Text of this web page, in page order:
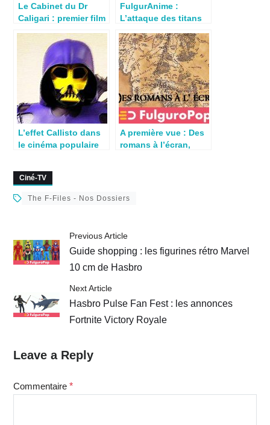
Le Cabinet du Dr
Caligari : premier film
FulgurAnime :
L’attaque des titans
critique et questions
L’effet Callisto dans
le cinéma populaire
A première vue : Des
romans à l’écran,
Ciné-TV
The F-Files - Nos Dossiers
Previous Article
Guide shopping : les figurines rétro Marvel
10 cm de Hasbro
Next Article
Hasbro Pulse Fan Fest : les annonces
Fortnite Victory Royale
Leave a Reply
Commentaire *